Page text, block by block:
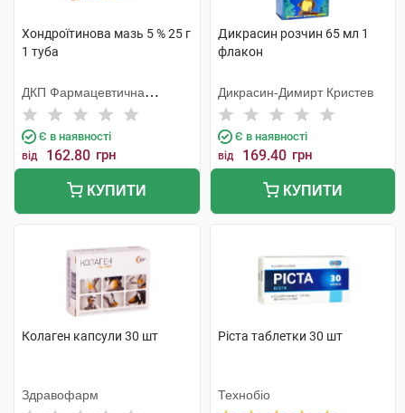
Хондроїтинова мазь 5 % 25 г
1 туба
ДКП Фармацевтична
фабрика
Є в наявності
від 162.80 грн
КУПИТИ
Дикрасин розчин 65 мл 1
флакон
Дикрасин-Димирт Кристев
Є в наявності
від 169.40 грн
КУПИТИ
Колаген капсули 30 шт
Здравофарм
Ріста таблетки 30 шт
Технобіо